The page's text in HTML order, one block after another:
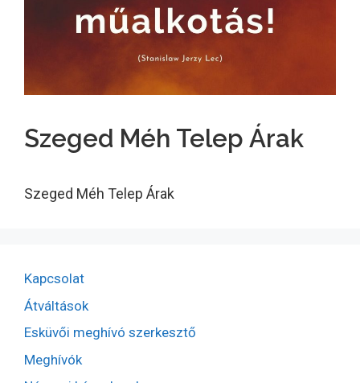
Szeged Méh Telep Árak
Szeged Méh Telep Árak
Kapcsolat
Átváltások
Esküvői meghívó szerkesztő
Meghívók